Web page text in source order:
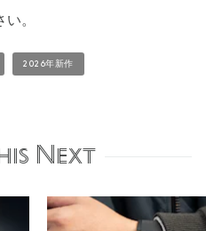
。
2026年新作
Next